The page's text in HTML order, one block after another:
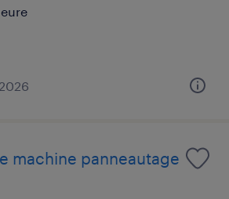
machine panneautage